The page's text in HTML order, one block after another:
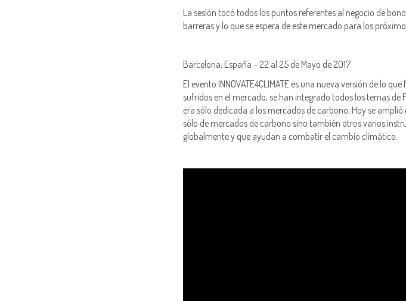
La sesión tocó todos los puntos referentes al negocio de
barreras y lo que se espera de este mercado para los
Barcelona, España – 22 al 25 de Mayo de 2017.
El evento INNOVATE4CLIMATE es una nueva versión de lo
sufridos en el mercado, se han integrado todos los temas de
era sólo dedicada a los mercados de carbono. Hoy se
sólo de mercados de carbono sino también otros varios
globalmente y que ayudan a combatir el cambio climático.